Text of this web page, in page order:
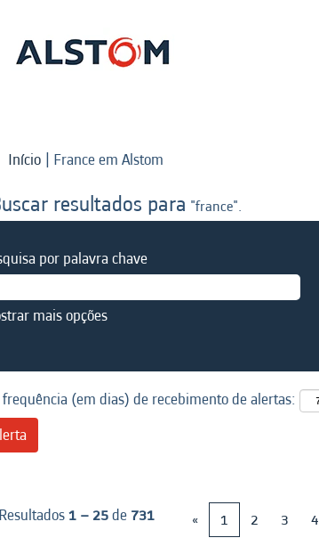
Início | France em Alstom
resultados para "france".
por palavra chave
mais opções
frequência (em dias) de recebimento de alertas:
Resultados1 – 25de 731 « 1 2 3 4